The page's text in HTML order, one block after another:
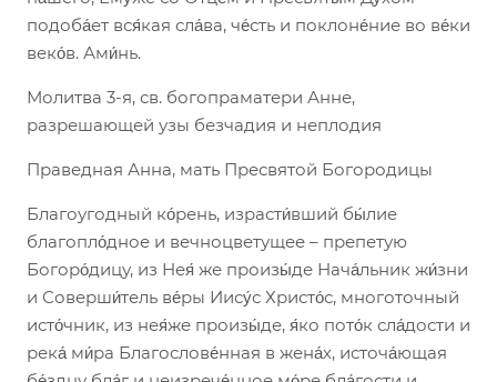
подоба́ет вся́кая сла́ва, че́сть и поклоне́ние во ве́ки
веко́в. Ами́нь.
Молитва 3-я, св. богопраматери Анне,
разрешающей узы безчадия и неплодия
Праведная Анна, мать Пресвятой Богородицы
Благоугодный ко́рень, израсти́вший бы́лие
благопло́дное и вечноцветущее – препетую
Богоро́дицу, из Нея́ же произы́де Нача́льник жи́зни
и Соверши́тель ве́ры Иису́с Христо́с, многоточный
исто́чник, из нея́же произы́де, я́ко пото́к сла́дости и
река́ ми́ра Благослове́нная в жена́х, источа́ющая